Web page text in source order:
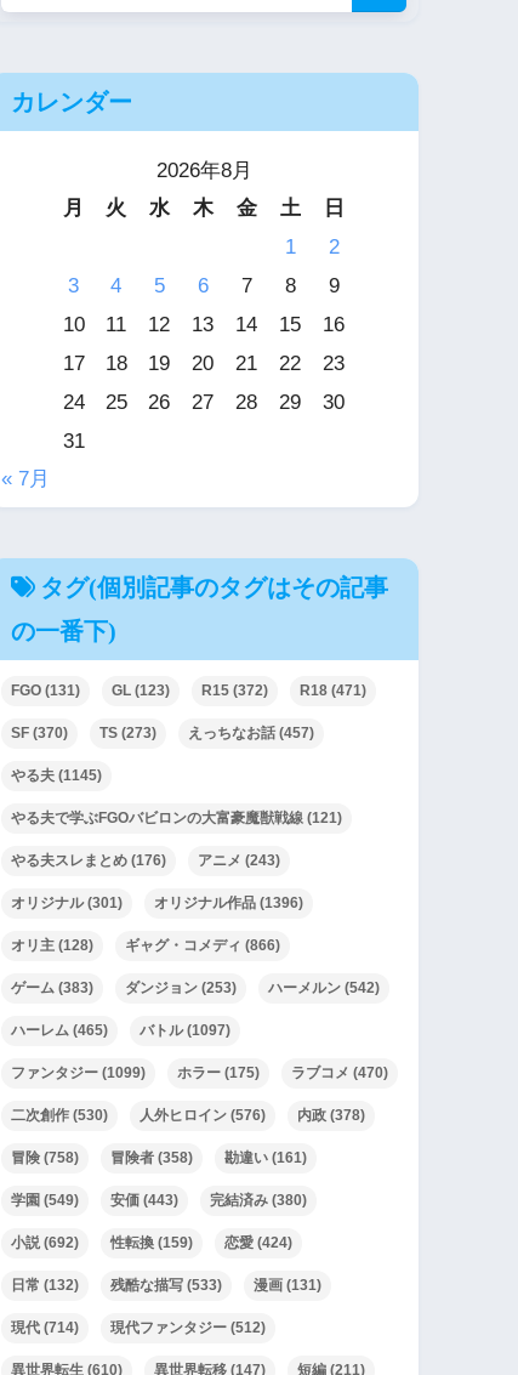
カレンダー
2026年8月
月
火 水 木 金 土
日
1
2
3
4 5 6 7 8
9
10
11 12 13 14 15
16
17
18 19 20 21 22
23
24
25 26 27 28 29
30
31
« 7月
タグ(個別記事のタグはその記事
の一番下)
FGO (131) GL (123) R15 (372) R18 (471)
SF (370) TS (273) えっちなお話 (457)
やる夫 (1145)
やる夫で学ぶFGOバビロンの大富豪魔獣戦線 (121)
やる夫スレまとめ (176) アニメ (243)
オリジナル(301) オリジナル作品 (1396)
オリ主 (128) ギャグ・コメディ (866)
ゲーム (383) ダンジョン (253) ハーメルン (542)
ハーレム (465) バトル(1097)
ファンタジー (1099) ホラー (175) ラブコメ (470)
二次創作 (530) 人外ヒロイン (576) 内政 (378)
冒険 (758) 冒険者 (358) 勘違い (161)
学園 (549) 安価 (443) 完結済み (380)
小説(692) 性転換 (159) 恋愛 (424)
日常 (132) 残酷な描写 (533) 漫画 (131)
現代 (714) 現代ファンタジー (512)
異世界転生 (610) 異世界転移 (147) 短編 (211)